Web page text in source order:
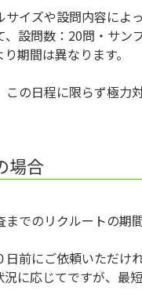
イズや設問内容によ
、設問数：20問・サン
期間は異なります。
の日程に限らず極力
場合
でのリクルートの期
日前にご依頼いただけ
況に応じてですが、最